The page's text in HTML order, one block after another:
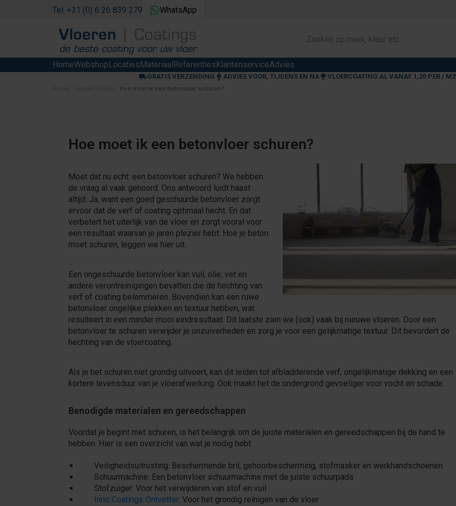
Tel: +31 (0) 6 26 839 279 WhatsApp
HomeWebshopLocatiesMateriaalReferentiesKlantenserviceAdvies
GRATIS VERZENDING ADVIES VOOR, TIJDENS EN NA VLOERCOATING AL VANAF 1,20 PER / M2
Hoe moet ik een betonvloer schuren?
Hoe moet ik een betonvloer schuren?
Moet dat nu echt: een betonvloer schuren? We hebben
de vraag al vaak gehoord. Ons antwoord luidt haast
altijd: Ja, want een goed geschuurde betonvloer zorgt
ervoor dat de verf of coating optimaal hecht. En dat
verbetert het uiterlijk van de vloer en zorgt vooral voor
een resultaat waarvan je jaren plezier hebt. Hoe je beton
moet schuren, leggen we hier uit.
Een ongeschuurde betonvloer kan vuil, olie, vet en
andere verontreinigingen bevatten die de hechting van
verf of coating belemmeren. Bovendien kan een ruwe
betonvloer ongelijke plekken en textuur hebben, wat
resulteert in een minder mooi eindresultaat. Dit laatste zien we (ook) vaak bij nieuwe vloeren. Door een
betonvloer te schuren verwijder je onzuiverheden en zorg je voor een gelijkmatige textuur. Dit bevordert de
hechting van de vloercoating.
Als je het schuren niet grondig uitvoert, kan dit leiden tot afbladderende verf, ongelijkmatige dekking en een
kortere levensduur van je vloerafwerking. Ook maakt het de ondergrond gevoeliger voor vocht en schade.
Benodigde materialen en gereedschappen
Voordat je begint met schuren, is het belangrijk om de juiste materialen en gereedschappen bij de hand te
hebben. Hier is een overzicht van wat je nodig hebt:
Veiligheidsuitrusting: Beschermende bril, gehoorbescherming, stofmasker en werkhandschoenen
Schuurmachine: Een betonvloer schuurmachine met de juiste schuurpads
Stofzuiger: Voor het verwijderen van stof en vuil
Inno Coatings Ontvetter: Voor het grondig reinigen van de vloer